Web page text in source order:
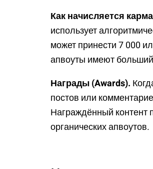
Как начисляется
использует
может принести 7 000
апвоуты имеют
Награды (Awards).
постов или
Награждённый контент
органических апвоутов.